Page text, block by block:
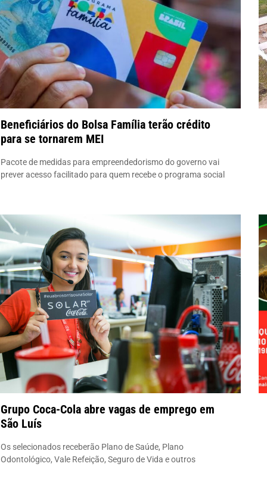
Beneficiários do Bolsa Família terão crédito
para se tornarem MEI
Pacote de medidas para empreendedorismo do governo vai
prever acesso facilitado para quem recebe o programa social
Grupo Coca-Cola abre vagas de emprego em
São Luís
Os selecionados receberão Plano de Saúde, Plano
Odontológico, Vale Refeição, Seguro de Vida e outros